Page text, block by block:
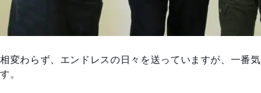
相変わらず、エンドレスの日々を送っていますが、一番気
す。